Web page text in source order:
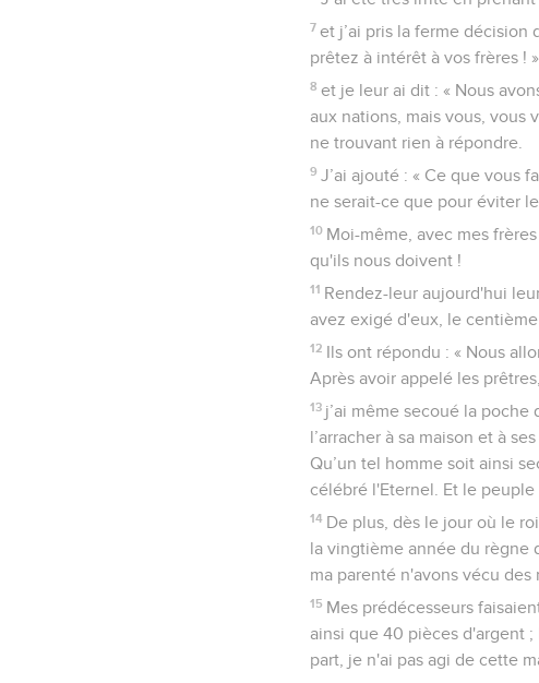
7 et j’ai pris la ferme décision
prêtez à intérêt à vos frères !
8 et je leur ai dit : « Nous
aux nations, mais vous, vous
ne trouvant rien à répondre.
9 J’ai ajouté : « Ce que vous
ne serait-ce que pour éviter
10 Moi-même, avec mes
qu'ils nous doivent !
11 Rendez-leur aujourd'hui
avez exigé d'eux, le
12 Ils ont répondu : « Nous
Après avoir appelé les
13 j’ai même secoué la
l’arracher à sa maison et à
Qu’un tel homme soit ainsi
célébré l'Eternel. Et le peuple
14 De plus, dès le jour où le
la vingtième année du règne
ma parenté n'avons vécu des
15 Mes prédécesseurs
ainsi que 40 pièces d'argent
part, je n'ai pas agi de cette